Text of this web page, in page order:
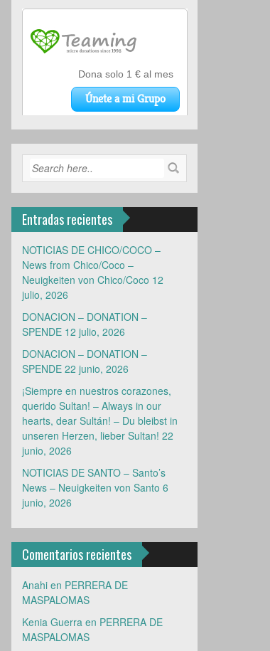
Entradas recientes
NOTICIAS DE CHICO/COCO –
News from Chico/Coco –
Neuigkeiten von Chico/Coco 12
julio, 2026
DONACION – DONATION –
SPENDE 12 julio, 2026
DONACION – DONATION –
SPENDE 22 junio, 2026
¡Siempre en nuestros corazones,
querido Sultan! – Always in our
hearts, dear Sultán! – Du bleibst in
unseren Herzen, lieber Sultan! 22
junio, 2026
NOTICIAS DE SANTO – Santo’s
News – Neuigkeiten von Santo 6
junio, 2026
Comentarios recientes
Anahien PERRERA DE
MASPALOMAS
Kenia Guerraen PERRERA DE
MASPALOMAS